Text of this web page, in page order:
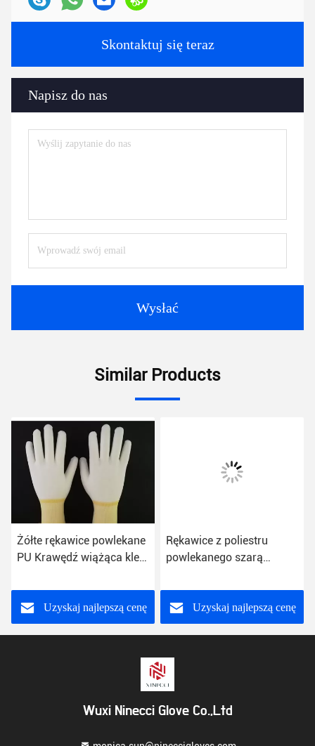
Skontaktuj się teraz
Napisz do nas
Wysłać
Similar Products
Żółte rękawice powlekane
PU Krawędź wiążąca klej
z dzianiny nylonowej
Uzyskaj najlepszą cenę
Rękawice z poliestru
powlekanego szarą
poliuretanowe rękawice
robocze antystatyczne
Uzyskaj najlepszą cenę
Wuxi Ninecci Glove Co.,Ltd